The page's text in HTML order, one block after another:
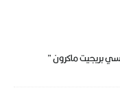
بريجيت ماكرون ”